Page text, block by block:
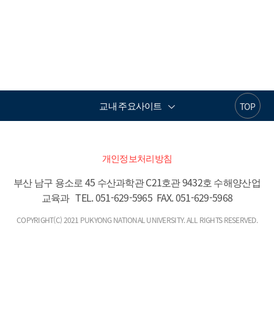
TOP
교내 주요사이트
개인정보처리방침
부산 남구 용소로 45 수산과학관 C21호관 9432호 수해양산업
교육과   TEL. 051-629-5965  FAX. 051-629-5968
COPYRIGHT(C) 2021 PUKYONG NATIONAL UNIVERSITY. ALL RIGHTS RESERVED.